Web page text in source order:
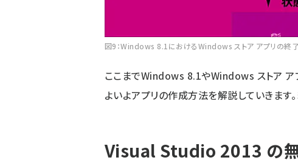
図9：Windows 8.1におけるWindows ストア アプリの終了の
ここまでWindows 8.1やWindows ストア ア
よいよアプリの作成方法を解説していきます
Visual Studio 2013 の